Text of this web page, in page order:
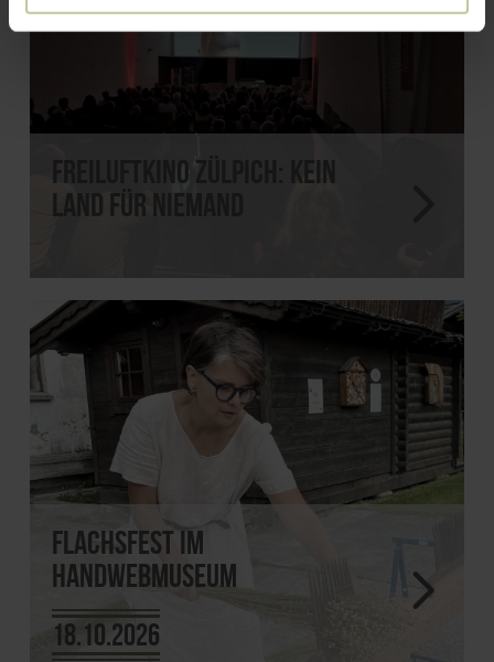
Freiluftkino Zülpich: Kein
Land für Niemand
Flachsfest im
Handwebmuseum
18.10.2026